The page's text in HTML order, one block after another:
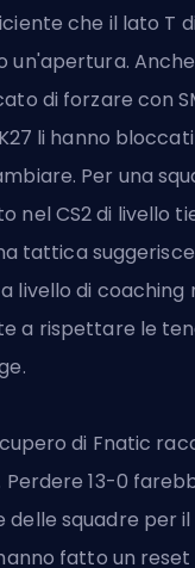
che il lato T
un'apertura.
di forzare con
li hanno
Per una
nel CS2 di livello
tattica
livello di coaching
a rispettare le
di Fnatic
13-0
delle squadre per
fatto un